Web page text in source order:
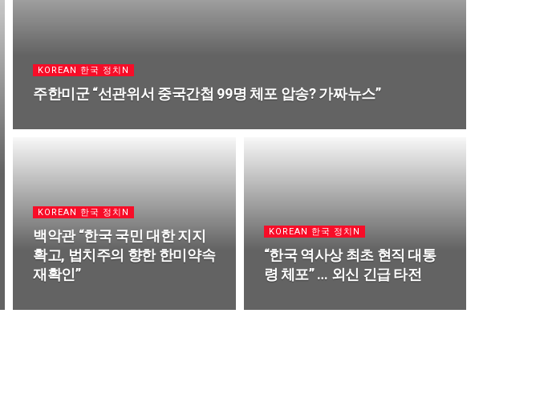
KOREAN 한국 정치N
주한미군 “선관위서 중국간첩 99명 체포 압송? 가짜뉴스”
KOREAN 한국 정치N
백악관 “한국 국민 대한 지지
확고, 법치주의 향한 한미약속
재확인”
KOREAN 한국 정치N
“한국 역사상 최초 현직 대통
령 체포” … 외신 긴급 타전